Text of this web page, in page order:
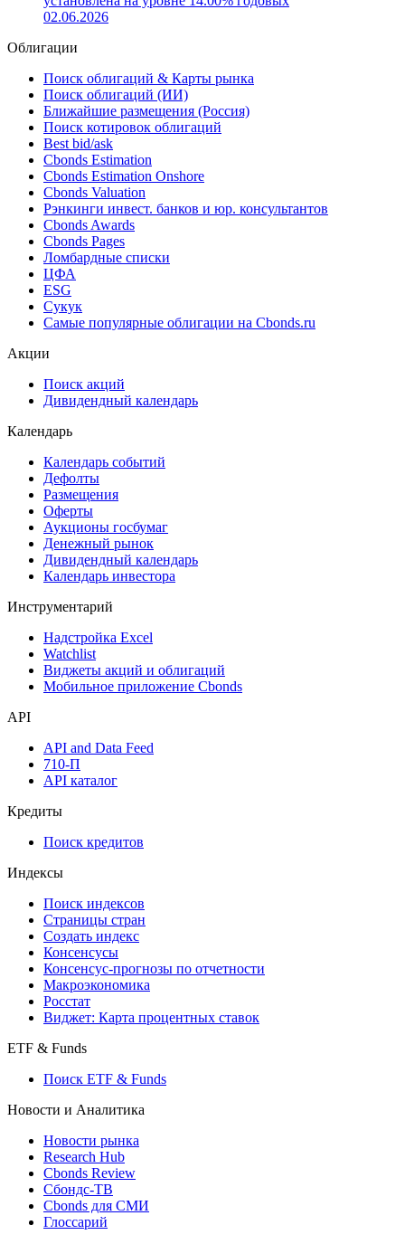
02.06.2026
Облигации
Поиск облигаций & Карты рынка
Поиск облигаций (ИИ)
Ближайшие размещения (Россия)
Поиск котировок облигаций
Best bid/ask
Cbonds Estimation
Cbonds Estimation Onshore
Cbonds Valuation
Рэнкинги инвест. банков и юр. консультантов
Cbonds Awards
Cbonds Pages
Ломбардные списки
ЦФА
ESG
Сукук
Самые популярные облигации на Cbonds.ru
Акции
Поиск акций
Дивидендный календарь
Календарь
Календарь событий
Дефолты
Размещения
Оферты
Аукционы госбумаг
Денежный рынок
Дивидендный календарь
Календарь инвестора
Инструментарий
Надстройка Excel
Watchlist
Виджеты акций и облигаций
Мобильное приложение Cbonds
API
API and Data Feed
710-П
API каталог
Кредиты
Поиск кредитов
Индексы
Поиск индексов
Страницы стран
Создать индекс
Консенсусы
Консенсус-прогнозы по отчетности
Макроэкономика
Росстат
Виджет: Карта процентных ставок
ETF & Funds
Поиск ETF & Funds
Новости и Аналитика
Новости рынка
Research Hub
Cbonds Review
Сбондс-ТВ
Cbonds для СМИ
Глоссарий